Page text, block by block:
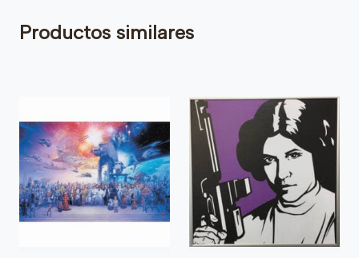
Productos similares